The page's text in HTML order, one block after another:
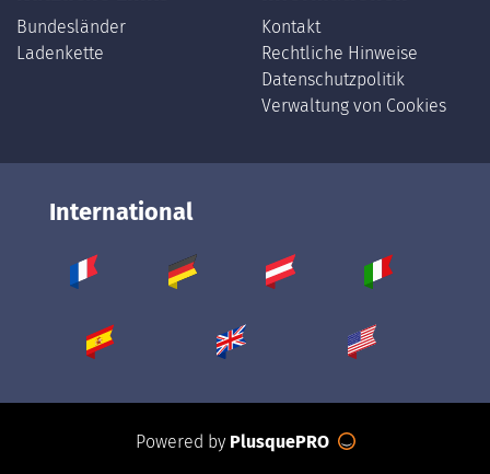
Bundesländer
Ladenkette
Kontakt
Rechtliche Hinweise
Datenschutzpolitik
Verwaltung von Cookies
International
Powered by PlusquePRO